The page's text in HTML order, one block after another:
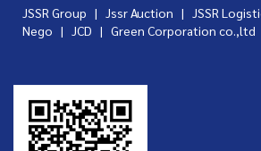
JSSR Group | Jssr Auction | JSSR
Nego | JCD | Green Corporation co.,ltd